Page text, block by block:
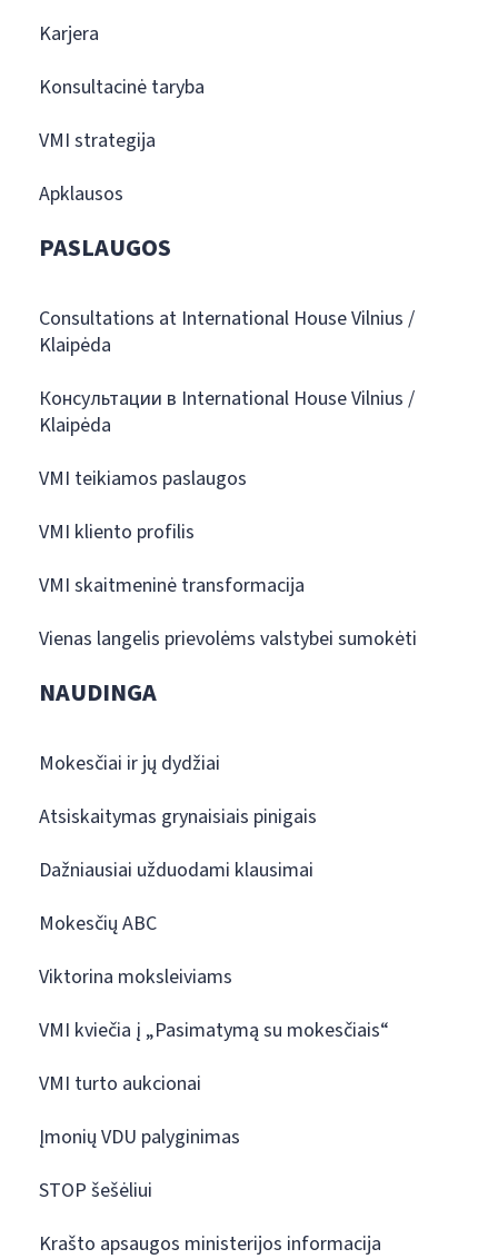
Karjera
Konsultacinė taryba
VMI strategija
Apklausos
PASLAUGOS
Consultations at International House Vilnius /
Klaipėda
Консультации в International House Vilnius /
Klaipėda
VMI teikiamos paslaugos
VMI kliento profilis
VMI skaitmeninė transformacija
Vienas langelis prievolėms valstybei sumokėti
NAUDINGA
Mokesčiai ir jų dydžiai
Atsiskaitymas grynaisiais pinigais
Dažniausiai užduodami klausimai
Mokesčių ABC
Viktorina moksleiviams
VMI kviečia į „Pasimatymą su mokesčiais“
VMI turto aukcionai
Įmonių VDU palyginimas
STOP šešėliui
Krašto apsaugos ministerijos informacija